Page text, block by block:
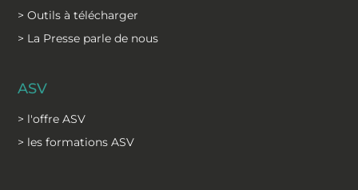
> Outils à télécharger
> La Presse parle de nous
ASV
> l'offre ASV
> les formations ASV